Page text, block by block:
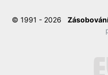
© 1991 - 2026